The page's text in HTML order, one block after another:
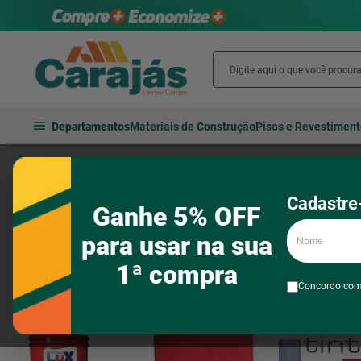
DepartamentosMateriais de ConstruçãoPisos e
Ganhe 5% OFF
para usar na sua
1ª compra
Nome
Concordo
Tintas e acessórios